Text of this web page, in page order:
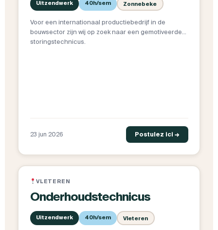
Uitzendwerk 40h/sem Zonnebeke
Voor een internationaal productiebedrijf in de
bouwsector zijn wij op zoek naar een gemotiveerde
storingstechnicus.
23 jun 2026 Postulez ici →
VLETEREN
Onderhoudstechnicus
Uitzendwerk 40h/sem Vleteren